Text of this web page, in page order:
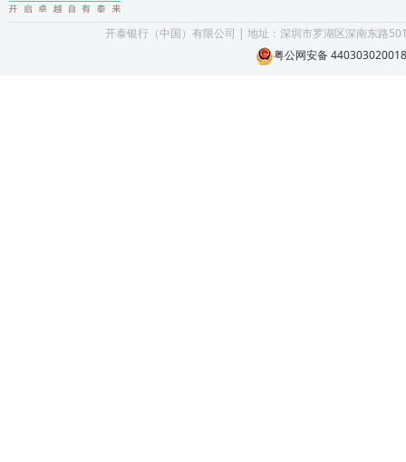
开泰银行（中国）有限公司 | 地址：深圳市罗湖区深南东路
粤公网安备